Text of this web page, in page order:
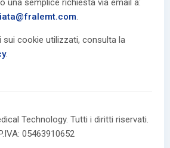
una semplice richiesta via email a:
.
sui cookie utilizzati, consulta la
.
Technology. Tutti i diritti riservati.
05463910652